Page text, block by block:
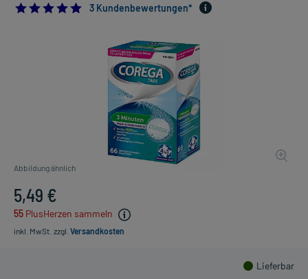
5.0
3 Kundenbewertungen*
Abbildung ähnlich
5,49 €
55 PlusHerzen sammeln
inkl. MwSt. zzgl. Versandkosten
Lieferbar